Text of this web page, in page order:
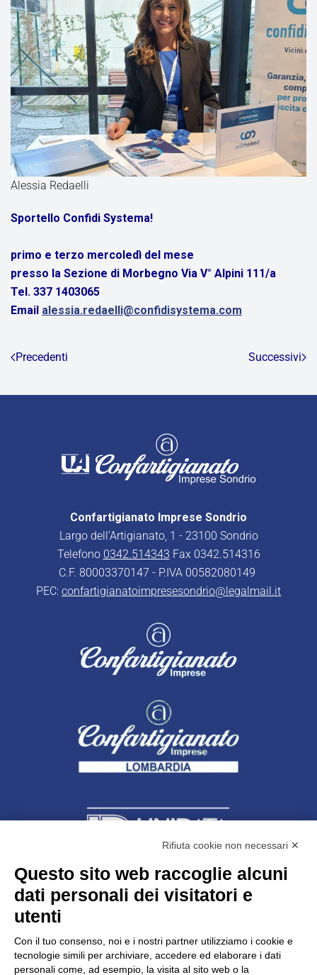
Alessia Redaelli
Sportello Confidi Systema!
primo e terzo mercoledì del mese
presso la Sezione di Morbegno Via V° Alpini 111/a
Tel. 337 1403065
Email alessia.redaelli@confidisystema.com
Precedenti Successivi
Confartigianato Imprese Sondrio
Largo dell’Artigianato, 1 - 23100 Sondrio
Telefono 0342.514343 Fax 0342.514316
C.F. 80003370147 - P.IVA 00582080149
PEC: confartigianatoimpresesondrio@legalmail.it
Unidata s.r.lcon unico socio
Largo dell’Artigianato, 1 - 23100 Sondrio
C.F. 00481790145 - N.REA SO-36426
PEC: unidata.sondrio@legalmail.it
Rifiuta cookie non necessari ✕
Questo sito web raccoglie alcuni
dati personali dei visitatori e
utenti
Con il tuo consenso, noi e i nostri partner utilizziamo i cookie e
tecnologie simili per archiviare, accedere ed elaborare i dati
personali come, ad esempio, la visita al sito web o la